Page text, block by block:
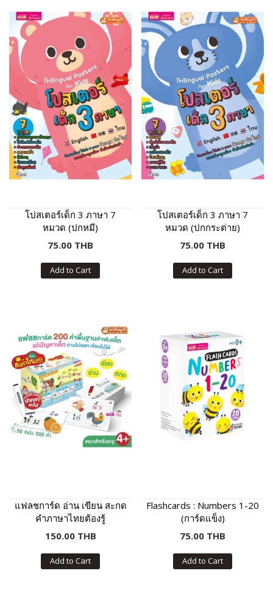
โปสเตอร์เด็ก 3 ภาษา 7
หมวด (ปกหมี)
75.00 THB
Add to Cart
โปสเตอร์เด็ก 3 ภาษา 7
หมวด (ปกกระต่าย)
75.00 THB
Add to Cart
แฟลชการ์ด อ่าน เขียน สะกด
คำภาษาไทยต้องรู้
150.00 THB
Add to Cart
Flashcards : Numbers 1-20
(การ์ดแข็ง)
75.00 THB
Add to Cart